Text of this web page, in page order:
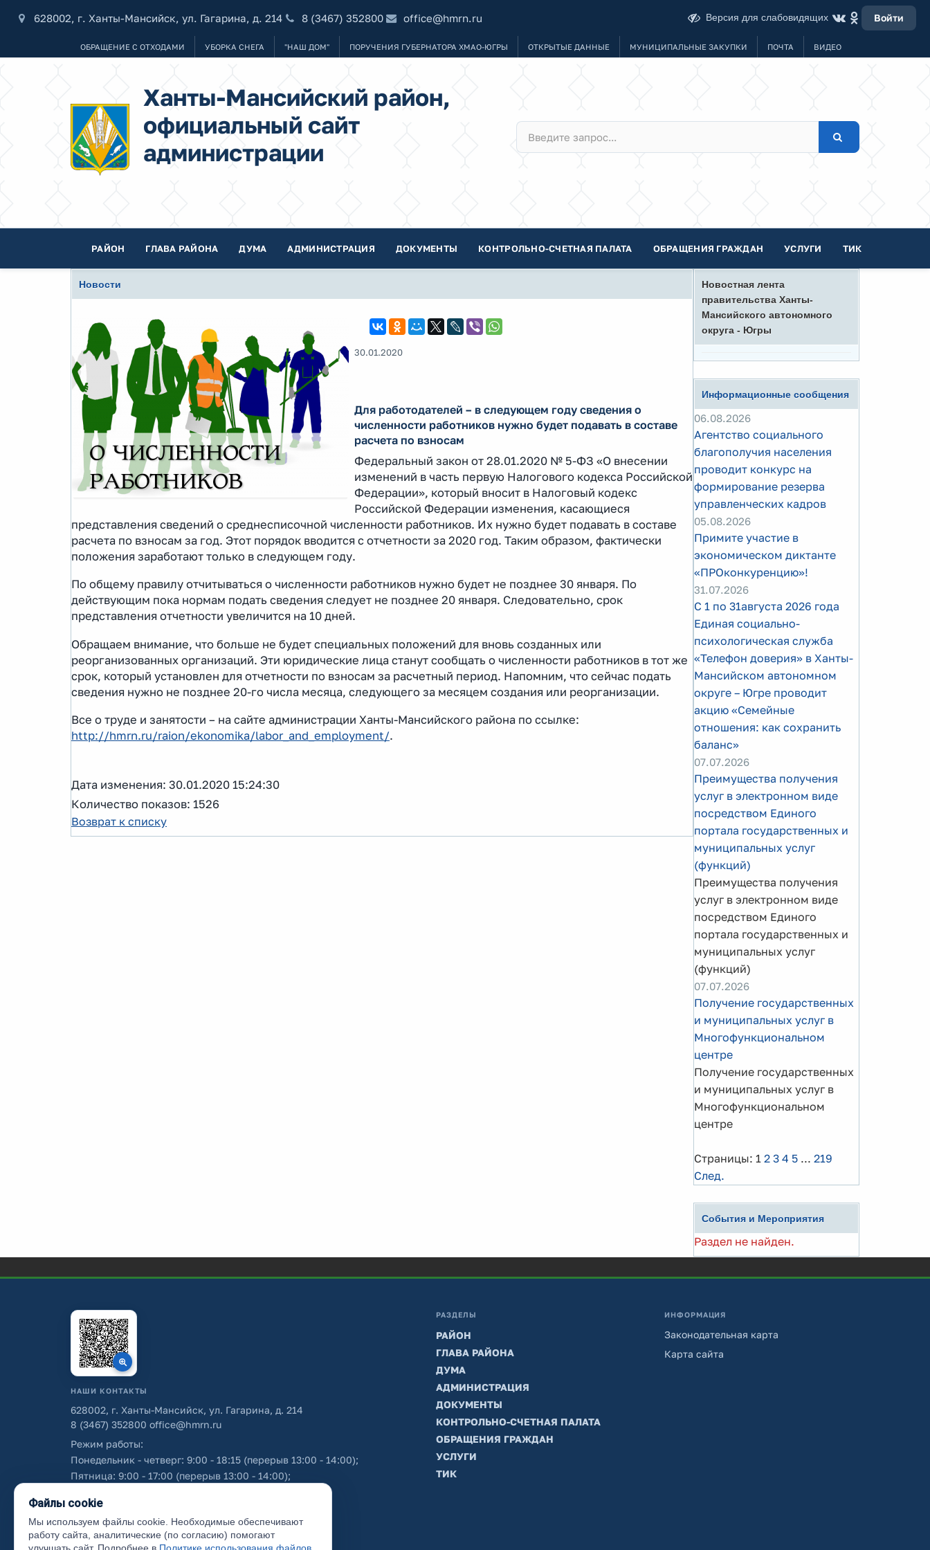
628002, г. Ханты-Мансийск, ул. Гагарина, д. 214 8 (3467) 352800 office@hmrn.ru Версия для слабовидящих Войти
ОБРАЩЕНИЕ С ОТХОДАМИ УБОРКА СНЕГА "НАШ ДОМ" ПОРУЧЕНИЯ ГУБЕРНАТОРА ХМАО-ЮГРЫ ОТКРЫТЫЕ ДАННЫЕ МУНИЦИПАЛЬНЫЕ ЗАКУПКИ ПОЧТА ВИДЕО
Ханты-Мансийский район,
официальный сайт
администрации
РАЙОН ГЛАВА РАЙОНА ДУМА АДМИНИСТРАЦИЯ ДОКУМЕНТЫ КОНТРОЛЬНО-СЧЕТНАЯ ПАЛАТА ОБРАЩЕНИЯ ГРАЖДАН УСЛУГИ ТИК
Новости
30.01.2020
Для работодателей – в следующем году сведения о
численности работников нужно будет подавать в составе
расчета по взносам
Федеральный закон от 28.01.2020 № 5-ФЗ «О внесении
изменений в часть первую Налогового кодекса Российской
Федерации», который вносит в Налоговый кодекс
Российской Федерации изменения, касающиеся
представления сведений о среднесписочной численности работников. Их нужно будет подавать в составе
расчета по взносам за год. Этот порядок вводится с отчетности за 2020 год. Таким образом, фактически
положения заработают только в следующем году.
По общему правилу отчитываться о численности работников нужно будет не позднее 30 января. По
действующим пока нормам подать сведения следует не позднее 20 января. Следовательно, срок
представления отчетности увеличится на 10 дней.
Обращаем внимание, что больше не будет специальных положений для вновь созданных или
реорганизованных организаций. Эти юридические лица станут сообщать о численности работников в тот же
срок, который установлен для отчетности по взносам за расчетный период. Напомним, что сейчас подать
сведения нужно не позднее 20-го числа месяца, следующего за месяцем создания или реорганизации.
Все о труде и занятости – на сайте администрации Ханты-Мансийского района по ссылке:
http://hmrn.ru/raion/ekonomika/labor_and_employment/.
Дата изменения: 30.01.2020 15:24:30
Количество показов: 1526
Возврат к списку
Новостная лента
правительства Ханты-
Мансийского автономного
округа - Югры
Информационные сообщения
06.08.2026
Агентство социального
благополучия населения
проводит конкурс на
формирование резерва
управленческих кадров
05.08.2026
Примите участие в
экономическом диктанте
«ПРОконкуренцию»!
31.07.2026
С 1 по 31августа 2026 года
Единая социально-
психологическая служба
«Телефон доверия» в Ханты-
Мансийском автономном
округе – Югре проводит
акцию «Семейные
отношения: как сохранить
баланс»
07.07.2026
Преимущества получения
услуг в электронном виде
посредством Единого
портала государственных и
муниципальных услуг
(функций)
Преимущества получения
услуг в электронном виде
посредством Единого
портала государственных и
муниципальных услуг
(функций)
07.07.2026
Получение государственных
и муниципальных услуг в
Многофункциональном
центре
Получение государственных
и муниципальных услуг в
Многофункциональном
центре
Страницы: 1 2 3 4 5 ... 219
След.
События и Мероприятия
Раздел не найден.
НАШИ КОНТАКТЫ
628002, г. Ханты-Мансийск, ул. Гагарина, д. 214
8 (3467) 352800 office@hmrn.ru
Режим работы:
Понедельник - четверг: 9:00 - 18:15 (перерыв 13:00 - 14:00);
Пятница: 9:00 - 17:00 (перерыв 13:00 - 14:00);
Об использовании персональных данных
РАЗДЕЛЫ
РАЙОН
ГЛАВА РАЙОНА
ДУМА
АДМИНИСТРАЦИЯ
ДОКУМЕНТЫ
КОНТРОЛЬНО-СЧЕТНАЯ ПАЛАТА
ОБРАЩЕНИЯ ГРАЖДАН
УСЛУГИ
ТИК
ИНФОРМАЦИЯ
Законодательная карта
Карта сайта
Файлы cookie
Мы используем файлы cookie. Необходимые обеспечивают
работу сайта, аналитические (по согласию) помогают